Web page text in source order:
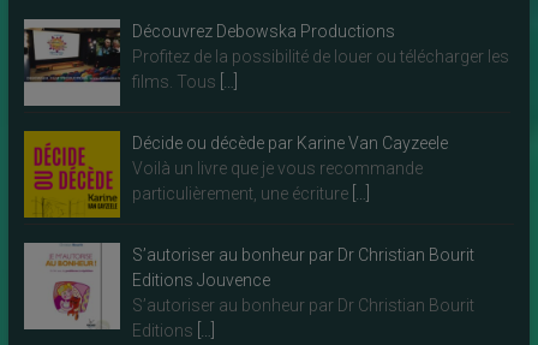
Découvrez Debowska Productions
Profitez de la possibilité de louer ou télécharger les
films. Tous […]
Décide ou décède par Karine Van Cayzeele
Voilà un livre que je vous recommande
particulièrement, une écriture […]
S’autoriser au bonheur par Dr Christian Bourit
Editions Jouvence
S’autoriser au bonheur par Dr Christian Bourit
Editions […]